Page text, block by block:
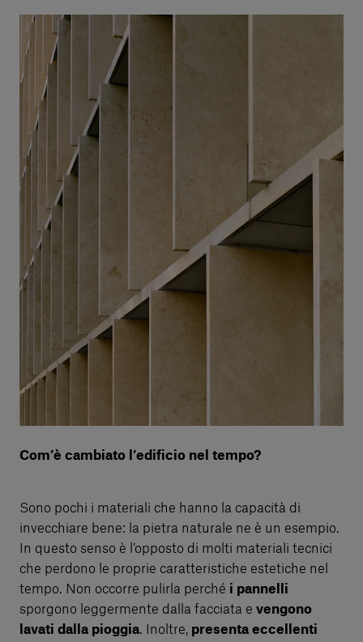
Com’è cambiato l’edificio nel tempo?
Sono pochi i materiali che hanno la capacità di
invecchiare bene: la pietra naturale ne è un esempio.
In questo senso è l’opposto di molti materiali tecnici
che perdono le proprie caratteristiche estetiche nel
tempo. Non occorre pulirla perché i pannelli
sporgono leggermente dalla facciata e vengono
lavati dalla pioggia. Inoltre, presenta eccellenti